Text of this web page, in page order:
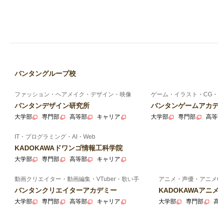
バンタングループ校
ファッション・ヘアメイク・デザイン・映像
バンタンデザイン研究所
大学部 専門部 高等部 キャリア
ゲーム・イラスト・CG
バンタンゲームアカ
大学部 専門部 高
IT・プログラミング・AI・Web
KADOKAWAドワンゴ情報工科学院
大学部 専門部 高等部 キャリア
動画クリエイター・動画編集・VTuber・歌い手
バンタンクリエイターアカデミー
大学部 専門部 高等部 キャリア
アニメ・声優・アニ
KADOKAWAアニ
大学部 専門部